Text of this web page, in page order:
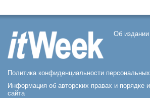
Об издании
Политика конфиденциальности
Информация об авторских правах и порядке
сайта